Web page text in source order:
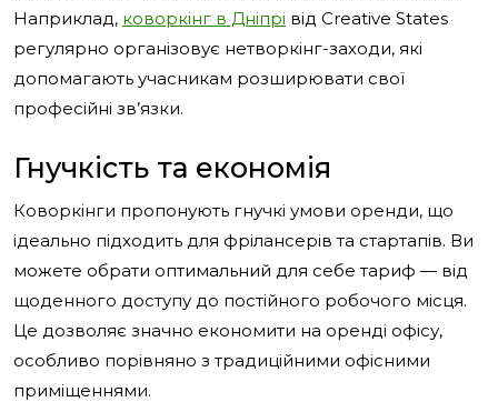
Наприклад, коворкінг в Дніпрі від Creative States
регулярно організовує нетворкінг-заходи, які
допомагають учасникам розширювати свої
професійні зв’язки.
Гнучкість та економія
Коворкінги пропонують гнучкі умови оренди, що
ідеально підходить для фрілансерів та стартапів. Ви
можете обрати оптимальний для себе тариф — від
щоденного доступу до постійного робочого місця.
Це дозволяє значно економити на оренді офісу,
особливо порівняно з традиційними офісними
приміщеннями.